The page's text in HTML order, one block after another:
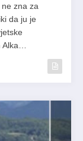
zna za
da ju je
Alka…